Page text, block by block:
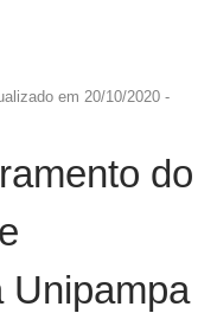
em 20/10/2020 -
do
Unipampa